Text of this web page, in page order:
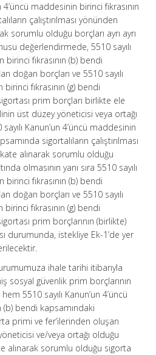
maddesinin birinci fıkrasının
çalıştırılması yönünden
sorumlu olduğu borçları ayrı ayrı
değerlendirmede, 5510 sayılı
birinci fıkrasının (b) bendi
doğan borçları ve 5510 sayılı
birinci fıkrasının (g) bendi
prim borçları birlikte ele
üst düzey yöneticisi veya ortağı
Kanun’un 4’üncü maddesinin
sigortalıların çalıştırılması
alınarak sorumlu olduğu
olmasının yanı sıra 5510 sayılı
birinci fıkrasının (b) bendi
doğan borçları ve 5510 sayılı
birinci fıkrasının (g) bendi
prim borçlarının (birlikte)
durumunda, istekliye Ek-1’de yer
ihale tarihi itibarıyla
sosyal güvenlik prim borçlarının
5510 sayılı Kanun’un 4’üncü
(b) bendi kapsamındaki
primi ve fer’ilerinden oluşan
ve/veya ortağı olduğu
alınarak sorumlu olduğu sigorta